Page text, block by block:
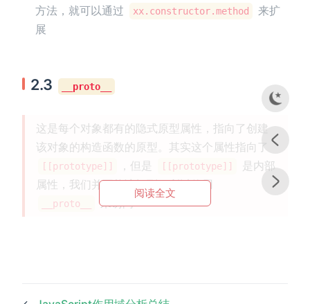
方法，就可以通过
xx.constructor.method
来扩
展
2.3 __proto__
这是每个对象都有的隐式原型属性，指向了创建
该对象的构造函数的原型。其实这个属性指向了
[[prototype]] ，但是 [[prototype]]
是内部
属性，我们并不能访问到，所以使用
__proto__ 来访问
阅读全文